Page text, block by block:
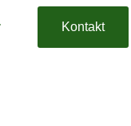
Kontakt